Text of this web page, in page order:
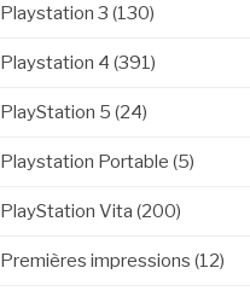
Playstation 3 (130)
Playstation 4 (391)
PlayStation 5 (24)
Playstation Portable (5)
PlayStation Vita (200)
Premières impressions (12)